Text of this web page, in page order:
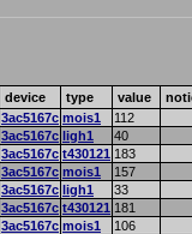
device type value
3ac5167c mois1
112
3ac5167c ligh1
40
3ac5167c t430121 183
3ac5167c mois1
157
3ac5167c ligh1
33
3ac5167c t430121 181
3ac5167c mois1
106